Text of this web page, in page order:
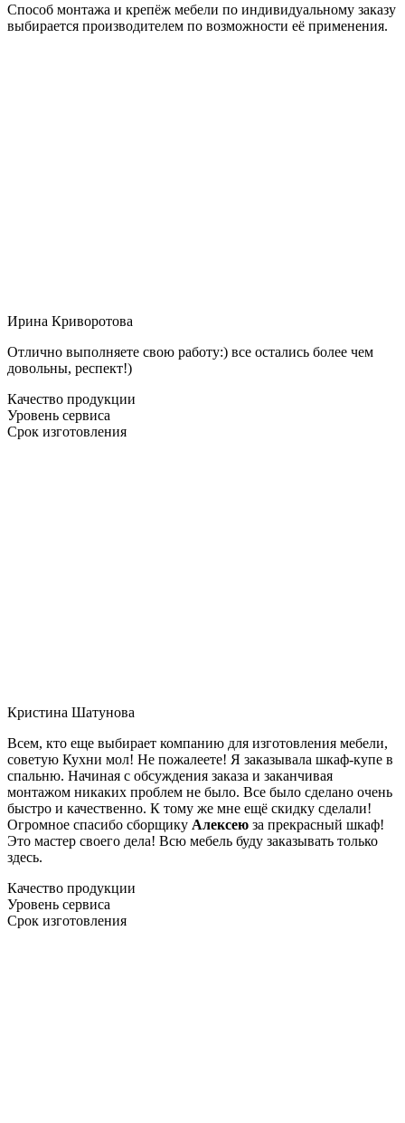
Способ монтажа и крепёж мебели по индивидуальному заказу
выбирается производителем по возможности её применения.
Ирина Криворотова
Отлично выполняете свою работу:) все остались более чем
довольны, респект!)
Качество продукции
Уровень сервиса
Срок изготовления
Кристина Шатунова
Всем, кто еще выбирает компанию для изготовления мебели,
советую Кухни мол! Не пожалеете! Я заказывала шкаф-купе в
спальню. Начиная с обсуждения заказа и заканчивая
монтажом никаких проблем не было. Все было сделано очень
быстро и качественно. К тому же мне ещё скидку сделали!
Огромное спасибо сборщику Алексею за прекрасный шкаф!
Это мастер своего дела! Всю мебель буду заказывать только
здесь.
Качество продукции
Уровень сервиса
Срок изготовления